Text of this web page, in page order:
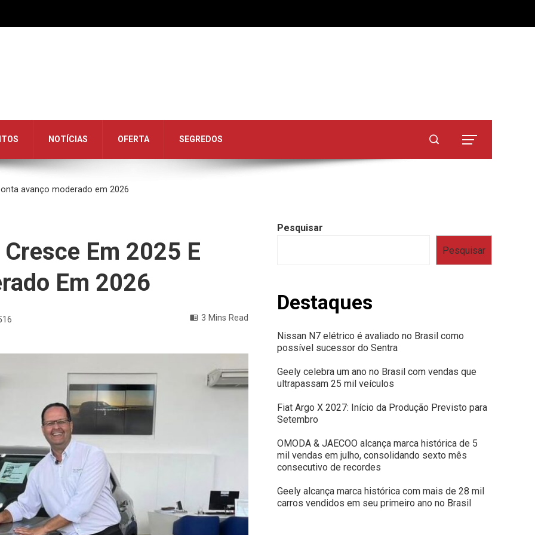
NOTÍCIAS OFERTA SEGREDOS
avanço moderado em 2026
Em 2025 E
Em 2026
3 Mins Read
Pesquisar
Pesquisar
Destaques
Nissan N7 elétrico é avaliado no Brasil como
possível sucessor do Sentra
Geely celebra um ano no Brasil com vendas que
ultrapassam 25 mil veículos
Fiat Argo X 2027: Início da Produção Previsto para
Setembro
OMODA & JAECOO alcança marca histórica de 5
mil vendas em julho, consolidando sexto mês
consecutivo de recordes
Geely alcança marca histórica com mais de 28 mil
carros vendidos em seu primeiro ano no Brasil